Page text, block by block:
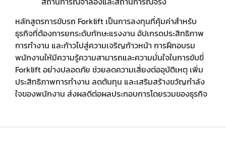
หลักสูตรการขับรถ Forklift เป็นการลงทุนที่คุ้มค่าสำหรับ
ธุรกิจที่ต้องการยกระดับทักษะแรงงาน อัปเกรดประสิทธิภาพ
การทำงาน และก้าวไปสู่ความเจริญก้าวหน้า การฝึกอบรม
พนักงานให้มีความรู้ความสามารถและความมั่นใจในการขับขี่
Forklift อย่างปลอดภัย ช่วยลดความเสี่ยงต่ออุบัติเหตุ เพิ่ม
ประสิทธิภาพการทำงาน ลดต้นทุน และเสริมสร้างขวัญกำลัง
ใจของพนักงาน ส่งผลดีต่อผลประกอบการโดยรวมของธุรกิจ